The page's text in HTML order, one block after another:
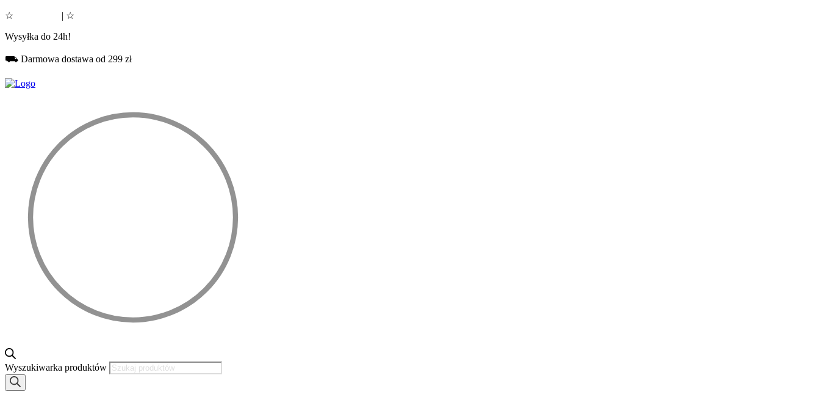
☆ | ☆
Wysyłka do 24h!
⛟ Darmowa dostawa od 299 zł
Wyszukiwarka produktów